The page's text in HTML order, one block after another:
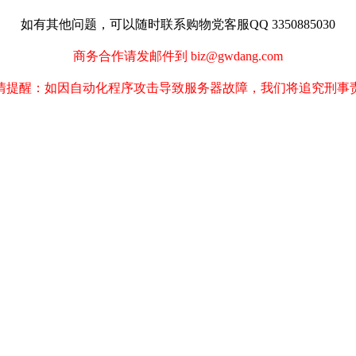
如有其他问题，可以随时联系购物党客服QQ 3350885030
商务合作请发邮件到 biz@gwdang.com
提醒：如因自动化程序攻击导致服务器故障，我们将追究刑事